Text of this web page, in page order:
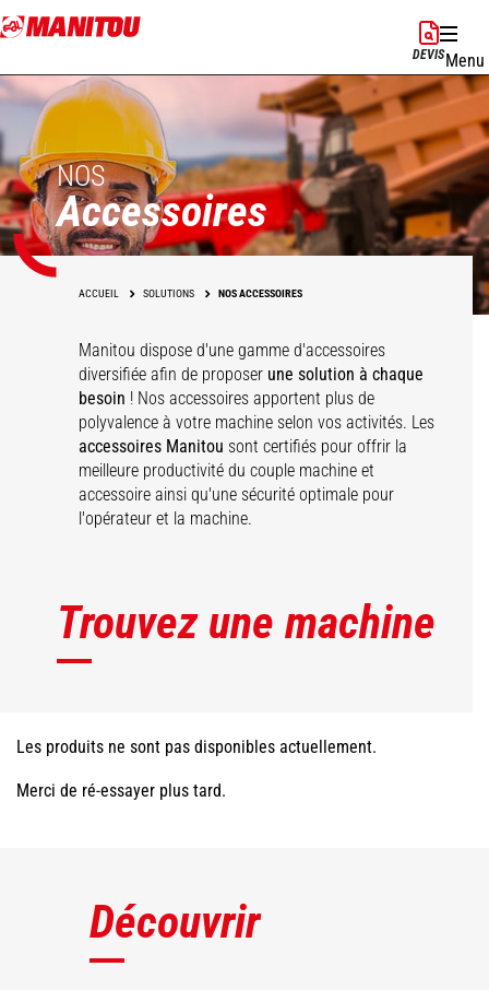
Aller
au
principal
DEVISMenu
NOS
Accessoires
ACCUEIL SOLUTIONS NOS ACCESSOIRES
Manitou dispose d'une gamme d'accessoires
diversifiée afin de proposer une solution à chaque
besoin ! Nos accessoires apportent plus de
polyvalence à votre machine selon vos activités. Les
accessoires Manitou sont certifiés pour offrir la
meilleure productivité du couple machine et
accessoire ainsi qu'une sécurité optimale pour
l'opérateur et la machine.
Trouvez une machine
Les produits ne sont pas disponibles actuellement.
Merci de ré-essayer plus tard.
Découvrir